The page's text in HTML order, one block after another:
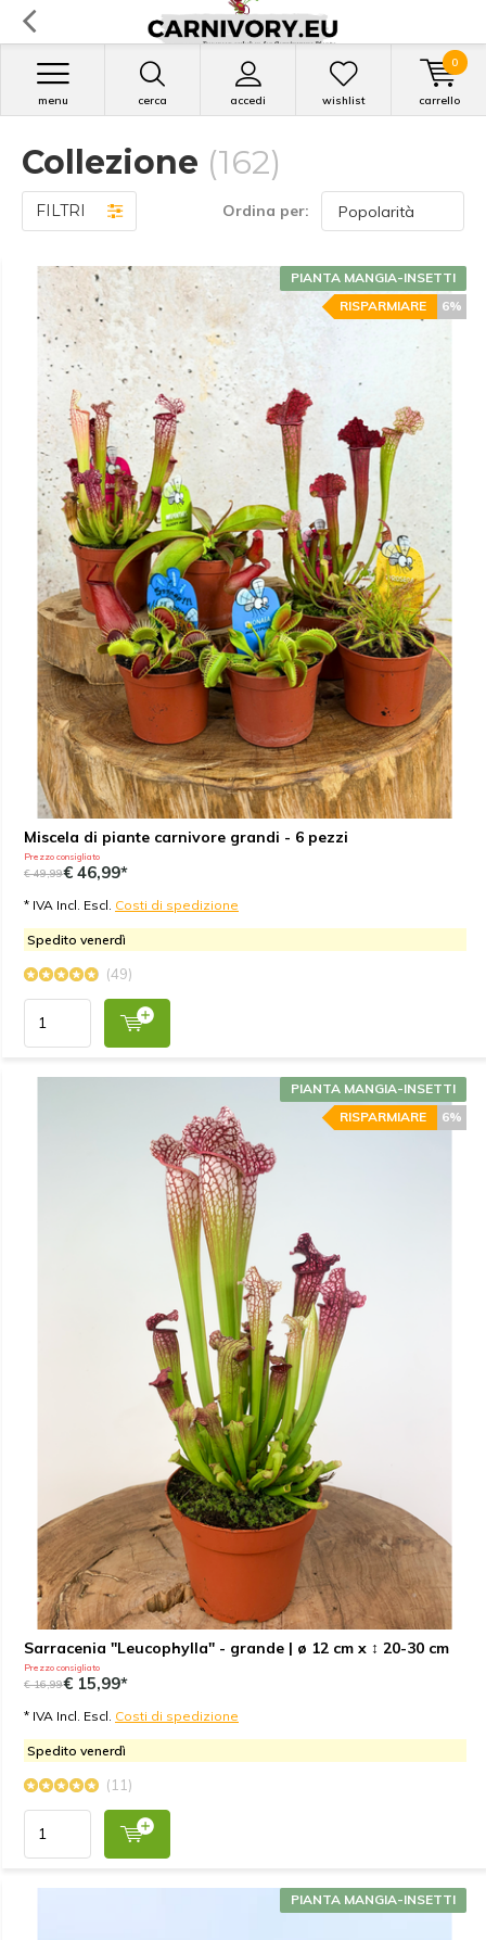
cerca accedi
menu wishlist carrello
0
Collezione (162)
FILTRI Ordina per:
Miscela di piante carnivore grandi - 6 pezzi
PIANTA MANGIA-INSETTI
6%
RISPARMIARE
Prezzo consigliato
€ 49,99€ 46,99*
* IVA Incl. Escl. Costi di spedizione
Spedito venerdì
(49)
Sarracenia "Leucophylla" - grande | ø 12 cm x ↕ 20-30 cm
PIANTA MANGIA-INSETTI
6%
RISPARMIARE
Prezzo consigliato
€ 16,99€ 15,99*
* IVA Incl. Escl. Costi di spedizione
Spedito venerdì
(11)
PIANTA MANGIA-INSETTI